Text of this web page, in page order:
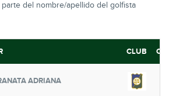
parte del nombre/apellido del golfista
CLUB
ADRIANA